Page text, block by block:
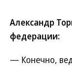
Александр
федерации:
— Конечно,